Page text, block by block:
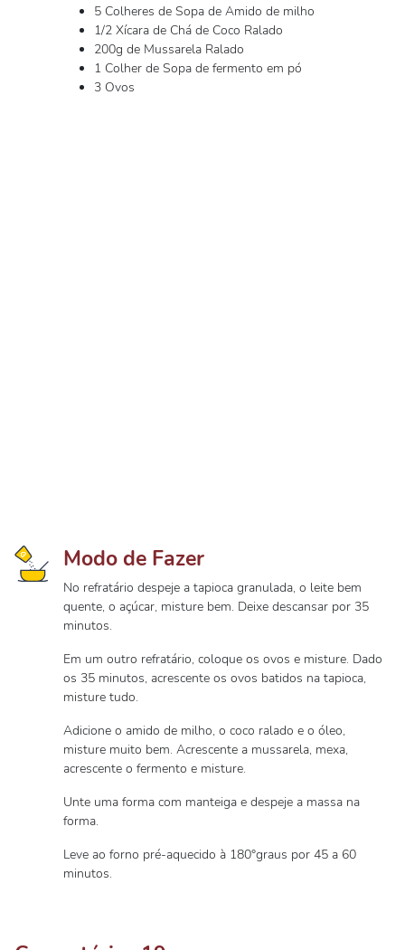
5 Colheres de Sopa de Amido de milho
1/2 Xícara de Chá de Coco Ralado
200g de Mussarela Ralado
1 Colher de Sopa de fermento em pó
3 Ovos
Modo de Fazer
No refratário despeje a tapioca granulada, o leite bem
quente, o açúcar, misture bem. Deixe descansar por 35
minutos.
Em um outro refratário, coloque os ovos e misture. Dado
os 35 minutos, acrescente os ovos batidos na tapioca,
misture tudo.
Adicione o amido de milho, o coco ralado e o óleo,
misture muito bem. Acrescente a mussarela, mexa,
acrescente o fermento e misture.
Unte uma forma com manteiga e despeje a massa na
forma.
Leve ao forno pré-aquecido à 180°graus por 45 a 60
minutos.